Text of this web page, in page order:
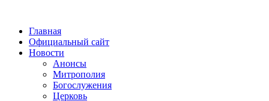
Главная
Официальный сайт
Новости
Анонсы
Митрополия
Богослужения
Церковь